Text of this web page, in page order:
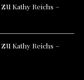
zu Kathy Reichs –
zu Kathy Reichs –